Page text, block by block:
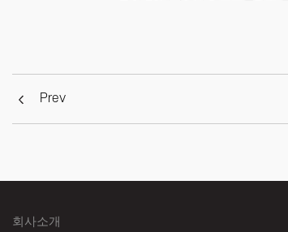
Prev
회사소개